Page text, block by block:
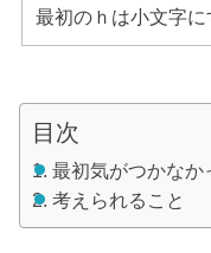
最初のｈは小文字に
目次
最初気がつかなか
考えられること